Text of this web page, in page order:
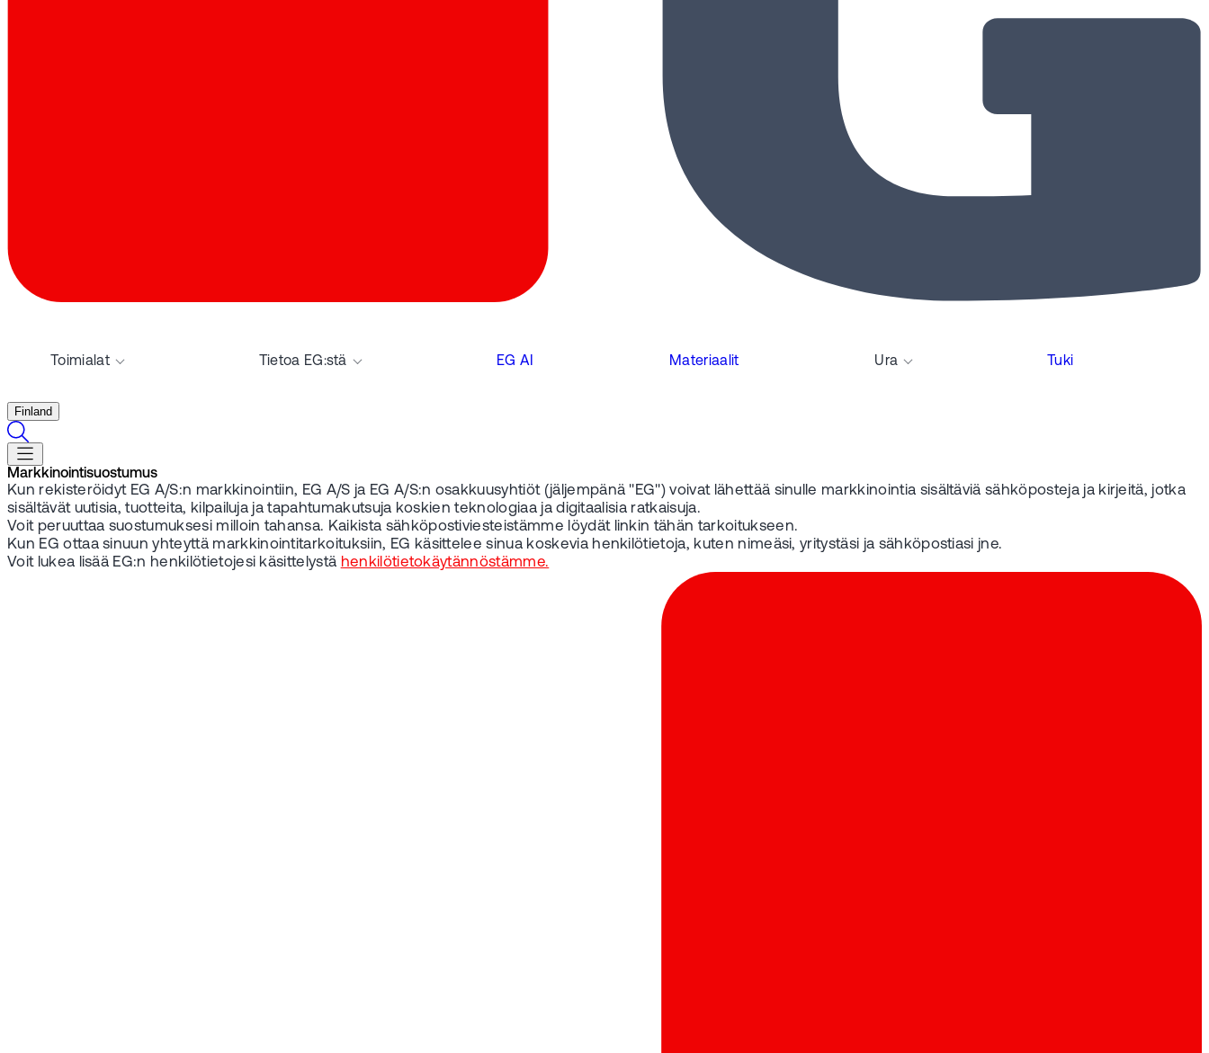
Toimialat Tietoa EG:stä EG AI Materiaalit Ura Tuki
Finland
Markkinointisuostumus
Kun rekisteröidyt EG A/S:n markkinointiin, EG A/S ja EG A/S:n osakkuusyhtiöt (jäljempänä "EG") voivat lähettää sinulle markkinointia sisältäviä sähköposteja ja kirjeitä, jotka
sisältävät uutisia, tuotteita, kilpailuja ja tapahtumakutsuja koskien teknologiaa ja digitaalisia ratkaisuja.
Voit peruuttaa suostumuksesi milloin tahansa. Kaikista sähköpostiviesteistämme löydät linkin tähän tarkoitukseen.
Kun EG ottaa sinuun yhteyttä markkinointitarkoituksiin, EG käsittelee sinua koskevia henkilötietoja, kuten nimeäsi, yritystäsi ja sähköpostiasi jne.
Voit lukea lisää EG:n henkilötietojesi käsittelystä henkilötietokäytännöstämme.